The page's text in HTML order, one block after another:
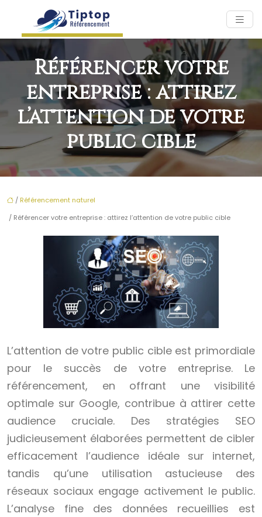
Référencer votre
entreprise : attirez
l’attention de votre
public cible
/ Référencement naturel
/ Référencer votre entreprise : attirez l’attention de votre public cible
L’attention de votre public cible est primordiale
pour le succès de votre entreprise. Le
référencement, en offrant une visibilité
optimale sur Google, contribue à attirer cette
audience cruciale. Des stratégies SEO
judicieusement élaborées permettent de cibler
efficacement l’audience idéale sur internet,
tandis qu’une utilisation astucieuse des
réseaux sociaux engage activement le public.
L’analyse fine des données recueillies est